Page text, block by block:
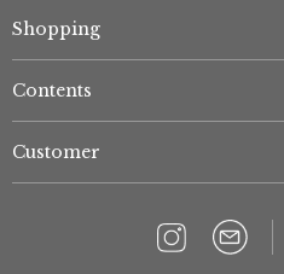
Shopping
Contents
Customer